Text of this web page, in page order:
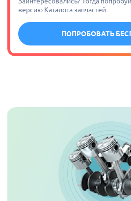
версию Каталога запчастей
ПОПРОБОВАТЬ